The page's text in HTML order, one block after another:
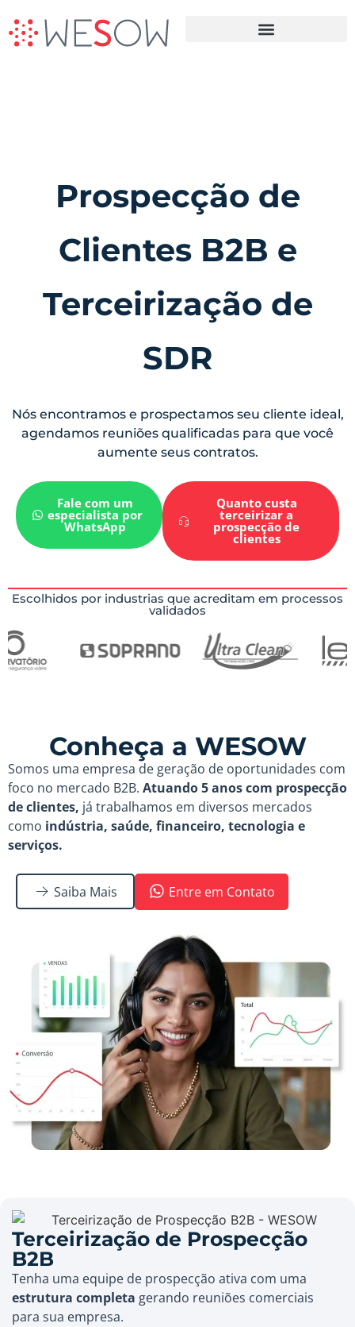
Prospecção de
Clientes B2B e
Terceirização de
SDR
Nós encontramos e prospectamos seu cliente ideal,
agendamos reuniões qualificadas para que você
aumente seus contratos.
Fale com um
especialista por
WhatsApp
Quanto custa
terceirizar a
prospecção de
clientes
Escolhidos por industrias que acreditam em processos
validados
Conheça a WESOW
Somos uma empresa de geração de oportunidades com
foco no mercado B2B. Atuando 5 anos com prospecção
de clientes, já trabalhamos em diversos mercados
como indústria, saúde, financeiro, tecnologia e
serviços.
Saiba Mais Entre em Contato
Terceirização de Prospecção
B2B
Tenha uma equipe de prospecção ativa com uma
estrutura completa gerando reuniões comerciais
para sua empresa.